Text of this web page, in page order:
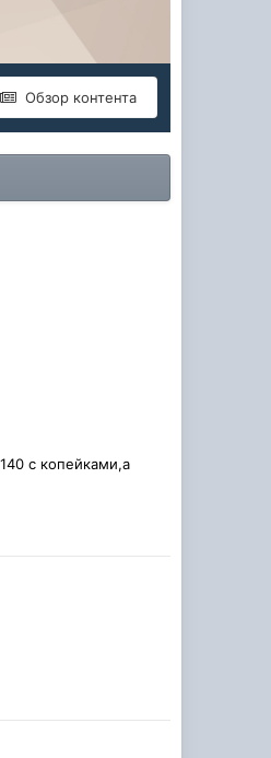
Обзор контента
с копейками,а